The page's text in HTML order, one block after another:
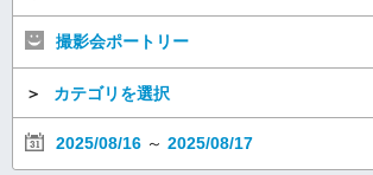
撮影会ポートリー
＞ カテゴリを選択
2025/08/16 ～ 2025/08/17